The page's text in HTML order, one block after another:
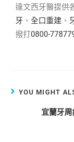
達文西牙醫提供
牙 、全口重建 、
撥打0800-
YOU MIGHT
宜蘭牙